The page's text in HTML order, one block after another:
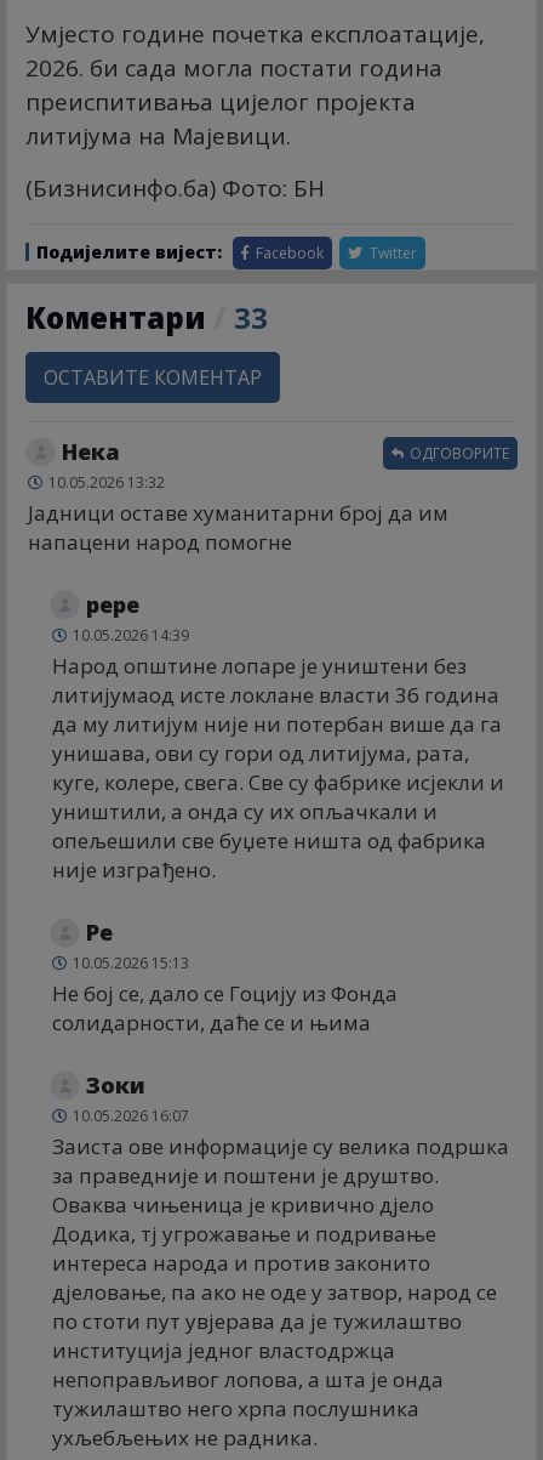
Умјесто године почетка експлоатације,
2026. би сада могла постати година
преиспитивања цијелог пројекта
литијума на Мајевици.
(Бизнисинфо.ба) Фото: БН
Подијелите вијест: Facebook Twitter
Коментари 33
ОСТАВИТЕ КОМЕНТАР
Нека
10.05.2026 13:32
Јадници оставе хуманитарни број да им
напацени народ помогне
ОДГОВОРИТЕ
рере
10.05.2026 14:39
Народ општине лопаре је уништени без
литијумаод исте локлане власти 36 година
да му литијум није ни потербан више да га
унишава, ови су гори од литијума, рата,
куге, колере, свега. Све су фабрике исјекли и
уништили, а онда су их опљачкали и
опељешили све буџете ништа од фабрика
није изграђено.
Ре
10.05.2026 15:13
Не бој се, дало се Гоцију из Фонда
солидарности, даће се и њима
Зоки
10.05.2026 16:07
Заиста ове информације су велика подршка
за праведније и поштени је друштво.
Оваква чињеница је кривично дјело
Додика, тј угрожавање и подривање
интереса народа и против законито
дјеловање, па ако не оде у затвор, народ се
по стоти пут увјерава да је тужилаштво
институција једног властодржца
непоправљивог лопова, а шта је онда
тужилаштво него хрпа послушника
ухљебљењих не радника.